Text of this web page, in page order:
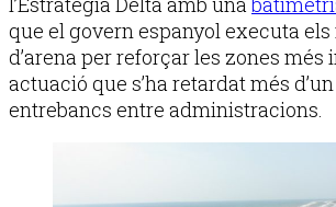
que el govern espanyol executa
d’arena per reforçar les zones més
actuació que s’ha retardat més
entrebancs entre administracions.